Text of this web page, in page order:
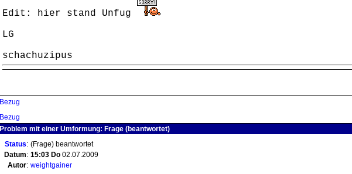
Edit: hier stand Unfug
LG
schachuzipus
Bezug
Bezug
Problem mit einer Umformung: Frage (beantwortet)
Status: (Frage) beantwortet
Datum: 15:03 Do 02.07.2009
Autor: weightgainer